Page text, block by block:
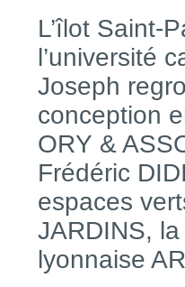
L’îlot Saint-
l’université
Joseph
conception
ORY &
Frédéric
espaces
JARDINS,
lyonnaise